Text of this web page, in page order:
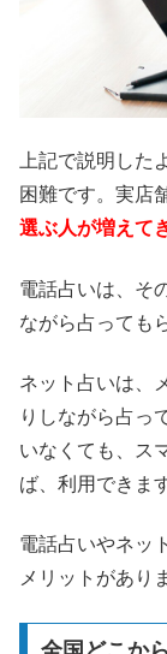
上記で説明した
困難です。実店
選ぶ人が増えて
電話占いは、そ
ながら占っても
ネット占いは、
りしながら占っ
いなくても、ス
ば、利用できま
電話占いやネッ
メリットがあり